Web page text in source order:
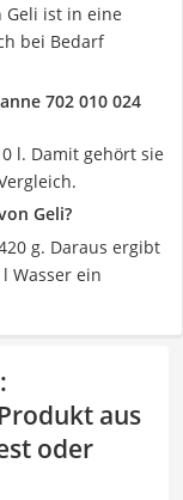
Geli ist in eine
bei Bedarf
702 010 024
l. Damit gehört sie
Geli?
g. Daraus ergibt
Wasser ein
:
aus
oder